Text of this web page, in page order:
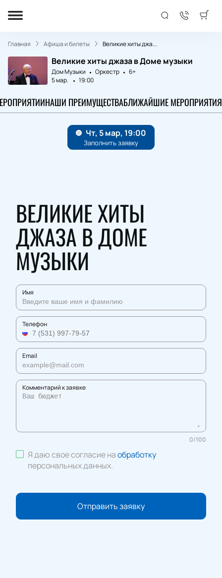
Главная Афиша и билеты Великие хиты джа...
Великие хиты джаза в Доме музыки
Дом Музыки Оркестр
6+
5 мар.
19:00
НАШИ ПРЕИМУЩЕСТВАБЛИЖАЙШИЕ МЕРОПРИЯТИЯ
ВЕЛИКИЕ ХИТЫ
ДЖАЗА В ДОМЕ
МУЗЫКИ
Имя
Телефон
Email
Комментарий к заявке
0/100
Я даю свое согласие наобработку
персональных данных.
Отправить заявку